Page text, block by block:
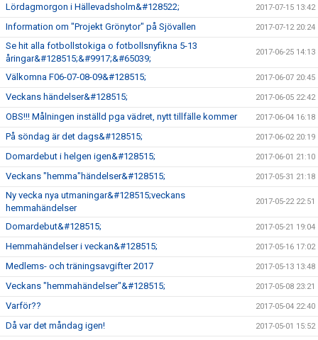
Lördagmorgon i Hällevadsholm&#128522; 2017-07-15 13:42
Information om "Projekt Grönytor" på Sjövallen 2017-07-12 20:24
Se hit alla fotbollstokiga o fotbollsnyfikna 5-13
åringar&#128515;&#9917;&#65039;
2017-06-25 14:13
Välkomna F06-07-08-09&#128515; 2017-06-07 20:45
Veckans händelser&#128515; 2017-06-05 22:42
OBS!!! Målningen inställd pga vädret, nytt tillfälle kommer 2017-06-04 16:18
På söndag är det dags&#128515; 2017-06-02 20:19
Domardebut i helgen igen&#128515; 2017-06-01 21:10
Veckans "hemma"händelser&#128515; 2017-05-31 21:18
Ny vecka nya utmaningar&#128515;veckans
hemmahändelser
2017-05-22 22:51
Domardebut&#128515; 2017-05-21 19:04
Hemmahändelser i veckan&#128515; 2017-05-16 17:02
Medlems- och träningsavgifter 2017 2017-05-13 13:48
Veckans "hemmahändelser"&#128515; 2017-05-08 23:21
Varför?? 2017-05-04 22:40
Då var det måndag igen! 2017-05-01 15:52